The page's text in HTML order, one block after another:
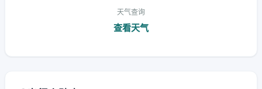
天气查询
查看天气